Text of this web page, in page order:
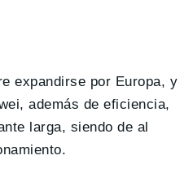
expandirse por Europa, y
además de eficiencia,
larga, siendo de al